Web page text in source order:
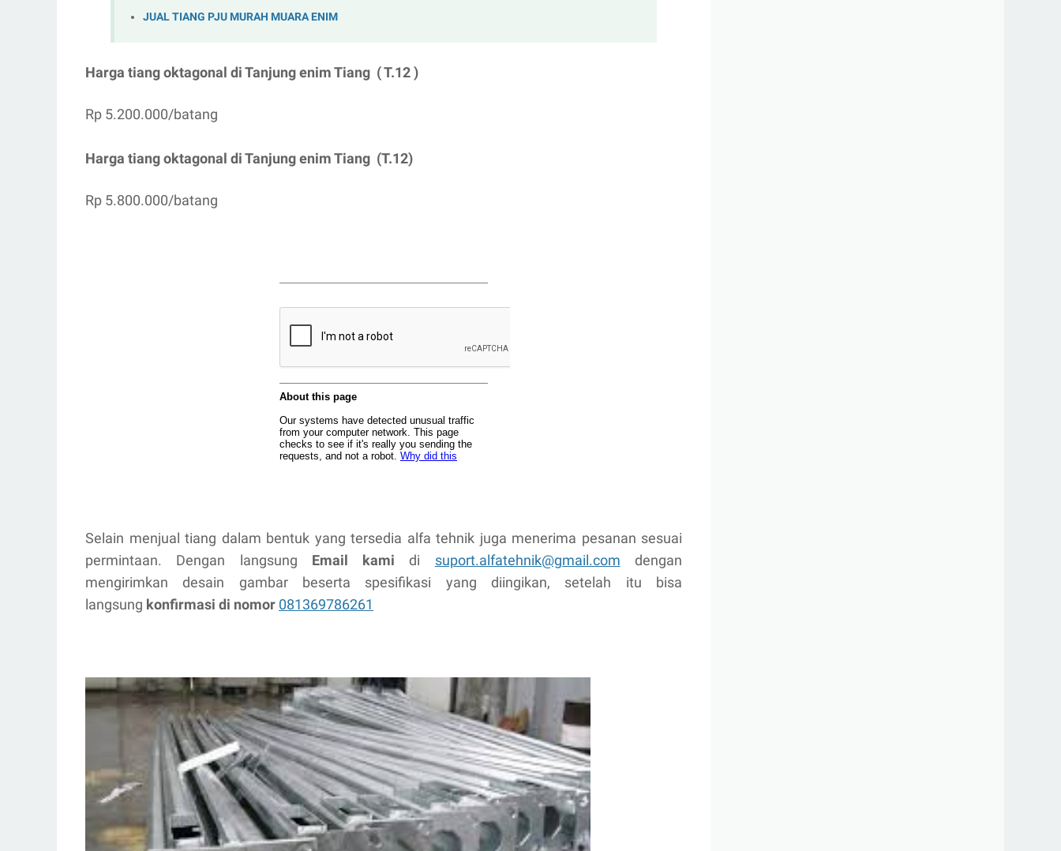
JUAL TIANG PJU MURAH MUARA ENIM
Harga tiang oktagonal di Tanjung enim Tiang ( T.12 )
Rp 5.200.000/batang
Harga tiang oktagonal di Tanjung enim Tiang (T.12)
Rp 5.800.000/batang
Selain menjual tiang dalam bentuk yang tersedia alfa tehnik juga menerima pesanan sesuai
permintaan. Dengan langsung Email kami di suport.alfatehnik@gmail.com
dengan
mengirimkan desain gambar beserta spesifikasi yang diingikan, setelah itu bisa
langsung konfirmasi di nomor 081369786261